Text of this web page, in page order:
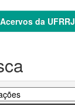
da UFRRJ